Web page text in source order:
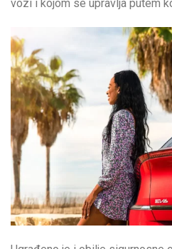
vozi i kojom se upravlja putem